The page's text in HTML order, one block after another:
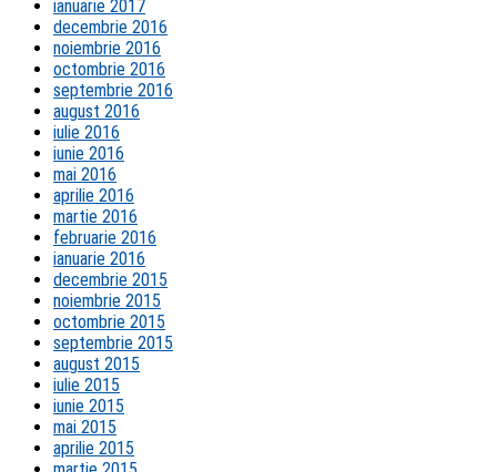
ianuarie 2017
decembrie 2016
noiembrie 2016
octombrie 2016
septembrie 2016
august 2016
iulie 2016
iunie 2016
mai 2016
aprilie 2016
martie 2016
februarie 2016
ianuarie 2016
decembrie 2015
noiembrie 2015
octombrie 2015
septembrie 2015
august 2015
iulie 2015
iunie 2015
mai 2015
aprilie 2015